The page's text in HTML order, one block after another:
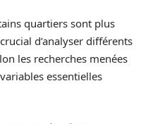
quartiers sont plus
d’analyser différents
les recherches menées
essentielles